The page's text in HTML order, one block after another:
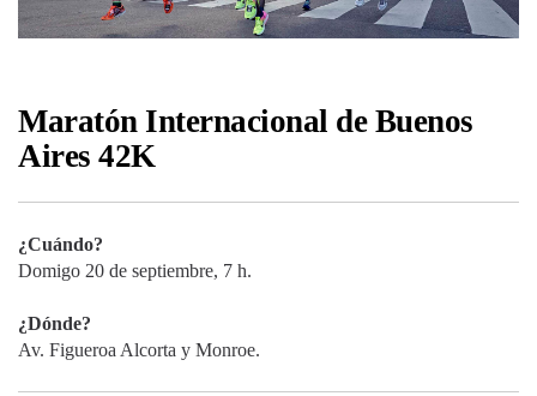
Maratón Internacional de Buenos
Aires 42K
¿Cuándo?
Domigo 20 de septiembre, 7 h.
¿Dónde?
Av. Figueroa Alcorta y Monroe.